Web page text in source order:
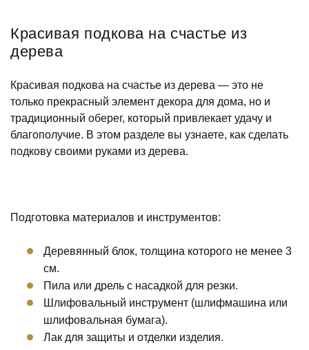
Красивая подкова на счастье из
дерева
Красивая подкова на счастье из дерева — это не
только прекрасный элемент декора для дома, но и
традиционный оберег, который привлекает удачу и
благополучие. В этом разделе вы узнаете, как сделать
подкову своими руками из дерева.
Подготовка материалов и инструментов:
Деревянный блок, толщина которого не менее 3
см.
Пила или дрель с насадкой для резки.
Шлифовальный инструмент (шлифмашина или
шлифовальная бумага).
Лак для защиты и отделки изделия.